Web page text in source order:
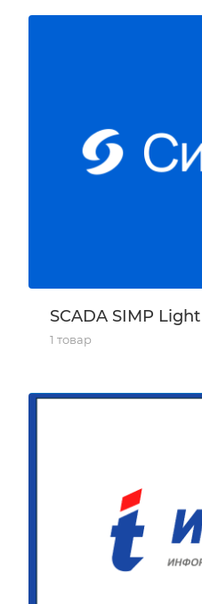
SCADA SIMP Light
1 товар